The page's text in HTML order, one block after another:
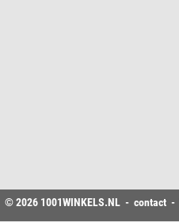
© 2026 1001WINKELS.NL - contact -